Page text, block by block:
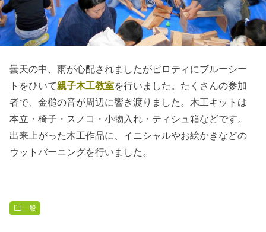
曇天の中、雨が心配されましたがピロティにブルーシー
トをひいて親子木工教室を行いました。たくさんの参加
者で、金槌の音が周辺に響き渡りました。木工キットは
本立・椅子・スノコ・小物入れ・ティシュ箱などです。
出来上がった木工作品に、イニシャルやお絵かきなどの
ウットバーニングを行いました。
一般